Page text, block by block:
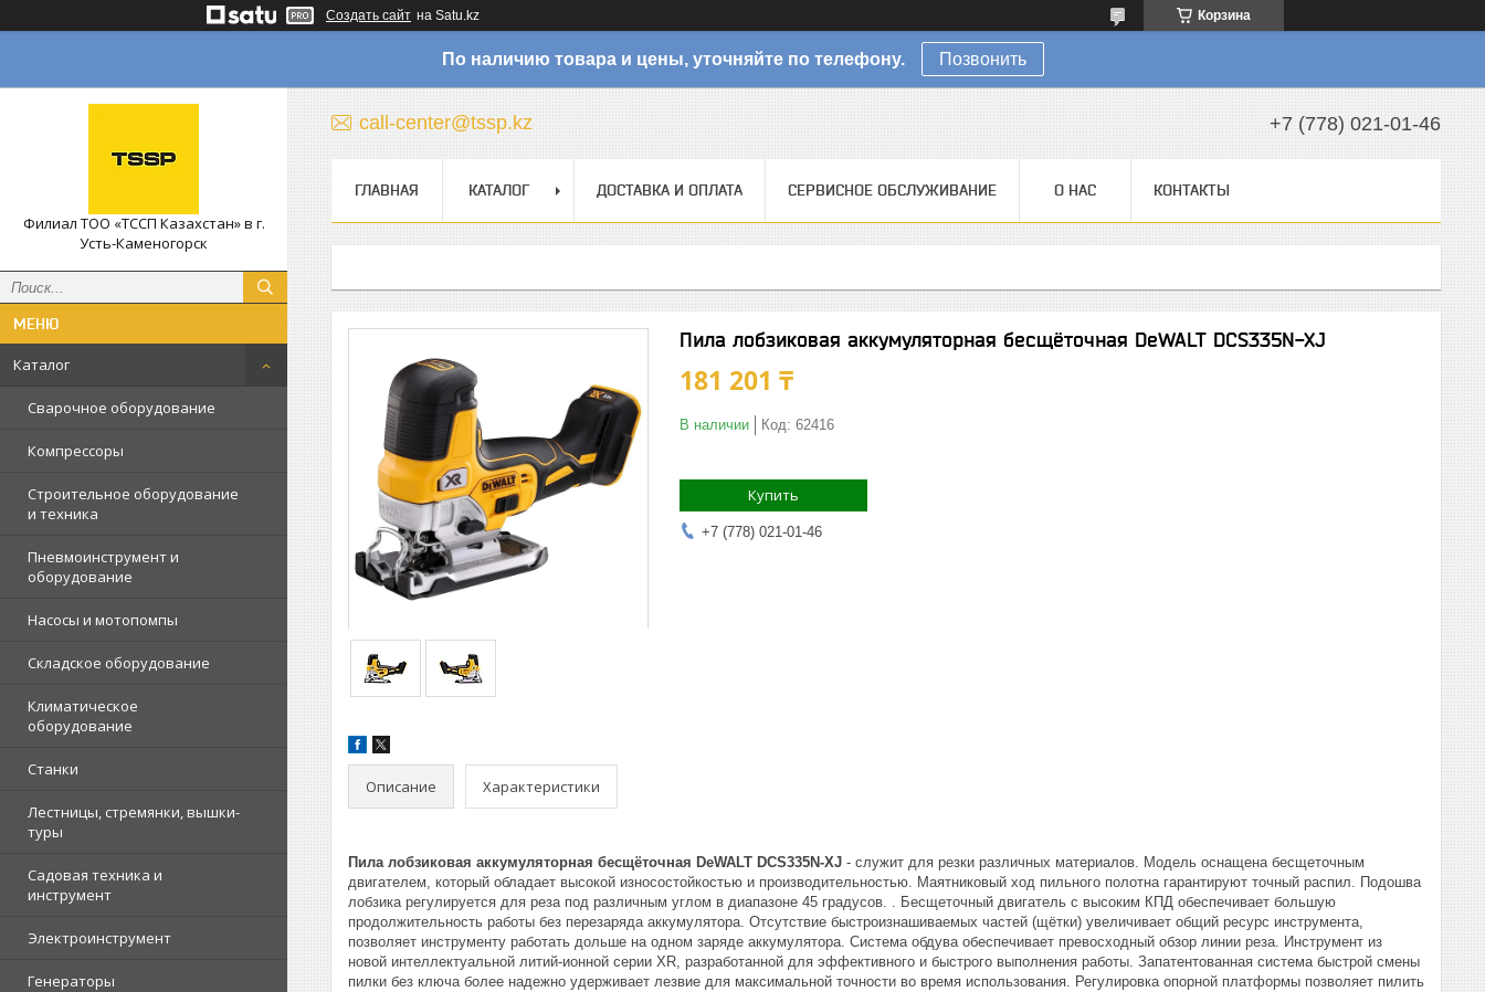
Создать сайт на Satu.kz Корзина
По наличию товара и цены, уточняйте по телефону. Позвонить
Филиал ТОО «ТССП Казахстан» в г.
Усть-Каменогорск
Каталог
Сварочное оборудование
Компрессоры
Строительное оборудование
и техника
Пневмоинструмент и
оборудование
Насосы и мотопомпы
Складское оборудование
Климатическое
оборудование
Станки
Лестницы, стремянки, вышки-
туры
Садовая техника и
инструмент
Электроинструмент
Генераторы
call-center@tssp.kz +7 (778) 021-01-46
ГЛАВНАЯ КАТАЛОГ ДОСТАВКА И ОПЛАТА СЕРВИСНОЕ ОБСЛУЖИВАНИЕ О НАС КОНТАКТЫ
Пила лобзиковая аккумуляторная бесщёточная DeWALT DCS335N-XJ
181 201 ₸
В наличии Код: 62416
Купить
+7 (778) 021-01-46
Описание Характеристики
Пила лобзиковая аккумуляторная бесщёточная DeWALT DCS335N-XJ - служит для резки различных материалов. Модель оснащена бесщеточным
двигателем, который обладает высокой износостойкостью и производительностью. Маятниковый ход пильного полотна гарантируют точный распил. Подошва
лобзика регулируется для реза под различным углом в диапазоне 45 градусов. . Бесщеточный двигатель с высоким КПД обеспечивает большую
продолжительность работы без перезаряда аккумулятора. Отсутствие быстроизнашиваемых частей (щётки) увеличивает общий ресурс инструмента,
позволяет инструменту работать дольше на одном заряде аккумулятора. Система обдува обеспечивает превосходный обзор линии реза. Инструмент из
новой интеллектуальной литий-ионной cерии XR, разработанной для эффективного и быстрого выполнения работы. Запатентованная система быстрой смены
пилки без ключа более надежно удерживает лезвие для максимальной точности во время использования. Регулировка опорной платформы позволяет пилить